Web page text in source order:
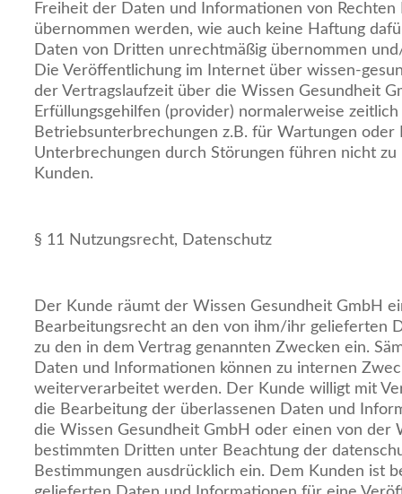
Freiheit der Daten und Informationen von
übernommen werden, wie auch keine Haftung
Daten von Dritten unrechtmäßig übernommen
Die Veröffentlichung im Internet über wissen-
der Vertragslaufzeit über die Wissen Gesundheit
Erfüllungsgehilfen (provider) normalerweise
Betriebsunterbrechungen z.B. für Wartungen oder
Unterbrechungen durch Störungen führen nicht zu
Kunden.
§ 11 Nutzungsrecht, Datenschutz
Der Kunde räumt der Wissen Gesundheit GmbH
Bearbeitungsrecht an den von ihm/ihr gelieferten
zu den in dem Vertrag genannten Zwecken ein.
Daten und Informationen können zu internen
weiterverarbeitet werden. Der Kunde willigt mit
die Bearbeitung der überlassenen Daten und
die Wissen Gesundheit GmbH oder einen von der
bestimmten Dritten unter Beachtung der
Bestimmungen ausdrücklich ein. Dem Kunden ist